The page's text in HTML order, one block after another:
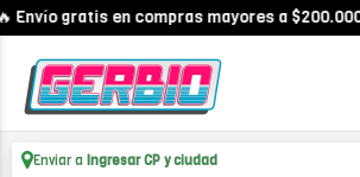
gratis en compras mayores a $200.000 🔥
Enviar a Ingresar CP y ciudad